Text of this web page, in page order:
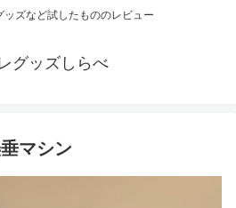
ッズなど試したもののレビュー
グッズしらべ
マシン